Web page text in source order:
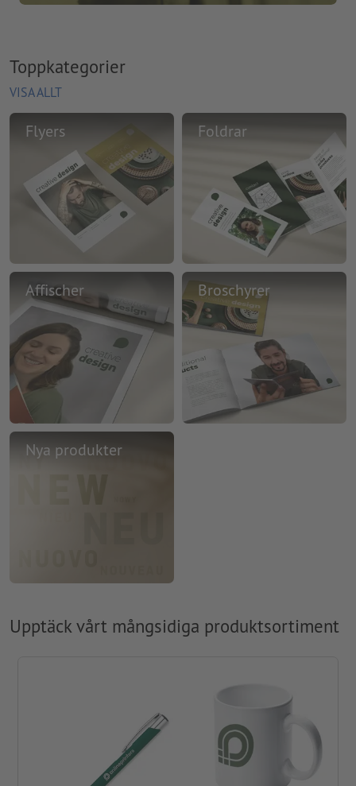
Toppkategorier
VISA ALLT
Flyers Foldrar
Affischer Broschyrer
Nya produkter
Upptäck vårt mångsidiga produktsortiment